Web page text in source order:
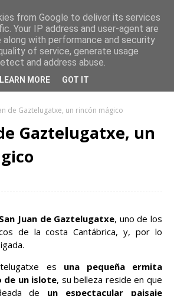
de Gaztelugatxe, un rincón mágico
Gaztelugatxe, un
San Juan de Gaztelugatxe, uno de los
de la costa Cantábrica, y, por lo
es una pequeña ermita
de un islote, su belleza reside en que
de un espectacular paisaje
from Google to deliver its services
Your IP address and user-agent are
along with performance and security
of service, generate usage
and address abuse.
LEARN MORE GOT IT